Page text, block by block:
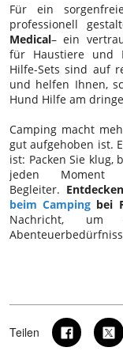
Für ein
professionell
Medical– ein
für Haustiere und
Hilfe-Sets sind auf
und helfen Ihnen,
Hund Hilfe am
Camping macht
gut aufgehoben ist.
ist: Packen Sie klug,
jeden
Begleiter.
beim Camping bei
Nachricht,
Teilen